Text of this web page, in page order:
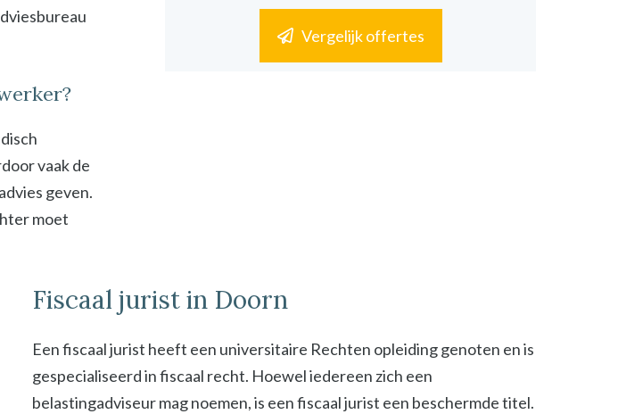
vaak de
geven.
moet
Vergelijk offertes
Fiscaal jurist in Doorn
Een fiscaal jurist heeft een universitaire Rechten opleiding genoten en is
gespecialiseerd in fiscaal recht. Hoewel iedereen zich een
belastingadviseur mag noemen, is een fiscaal jurist een beschermde titel.